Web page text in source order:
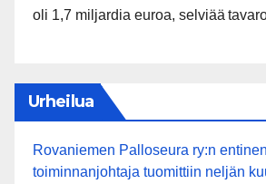
oli 1,7 miljardia euroa, selviää
Urheilua
Rovaniemen Palloseura ry:n entinen
toiminnanjohtaja tuo­mit­tiin neljän